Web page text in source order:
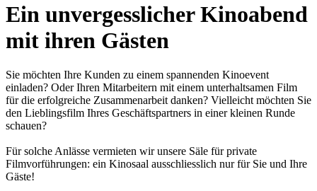
Ein unvergesslicher Kinoabend
mit ihren Gästen
Sie möchten Ihre Kunden zu einem spannenden Kinoevent
einladen? Oder Ihren Mitarbeitern mit einem unterhaltsamen Film
für die erfolgreiche Zusammenarbeit danken? Vielleicht möchten Sie
den Lieblingsfilm Ihres Geschäftspartners in einer kleinen Runde
schauen?
Für solche Anlässe vermieten wir unsere Säle für private
Filmvorführungen: ein Kinosaal ausschliesslich nur für Sie und Ihre
Gäste!